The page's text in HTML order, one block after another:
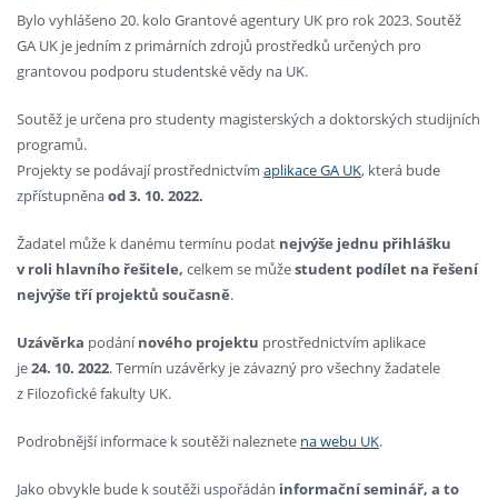
Bylo vyhlášeno 20. kolo Grantové agentury UK pro rok 2023. Soutěž
GA UK je jedním z primárních zdrojů prostředků určených pro
grantovou podporu studentské vědy na UK.
Soutěž je určena pro studenty magisterských a doktorských studijních
programů.
Projekty se podávají prostřednictvím aplikace GA UK, která bude
zpřístupněnaod 3. 10. 2022.
Žadatel může k danému termínu podat nejvýše jednu přihlášku
v roli hlavního řešitele, celkem se můžestudent podílet na řešení
nejvýše tří projektů současně.
Uzávěrka podánínového projektu prostřednictvím aplikace
je24. 10. 2022. Termín uzávěrky je závazný pro všechny žadatele
z Filozofické fakulty UK.
Podrobnější informace k soutěži naleznete na webu UK.
Jako obvykle bude k soutěži uspořádán informační seminář, a to